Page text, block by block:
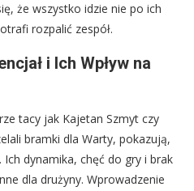
że wszystko idzie nie po ich
rozpalić zespół.
i Ich Wpływ na
tacy jak Kajetan Szmyt czy
bramki dla Warty, pokazują,
dynamika, chęć do gry i brak
dla drużyny. Wprowadzenie